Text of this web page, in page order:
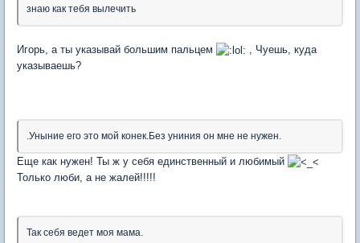
знаю как тебя вылечить
Игорь, а ты указывай большим пальцем
, Чуешь, куда
указываешь?
.Уныние его это мой конек.Без униния он мне не нужен.
Еще как нужен! Ты ж у себя единственный и любимый
Только люби, а не жалей!!!!!
Так себя ведет моя мама.